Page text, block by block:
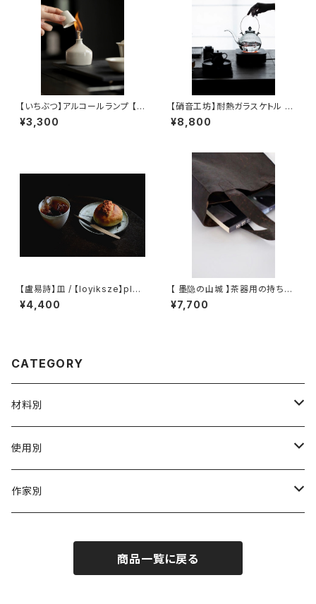
【いちぶつ】アルコールランプ 【 i
chibutu 】Alcohol Lamp
¥3,300
【硝音工坊】耐熱ガラスケトル 【
Shione Studio】Heat-resist
ant Glass Kettle
¥8,800
【盧易詩】皿 / 【loyiksze】plat
e
¥4,400
【 墨隐の山城 】茶器用の持ち手
袋(香雲紗)
¥7,700
CATEGORY
材料別
陶磁器
ガラス
使用別
茶壺 急须 土瓶
作家別
商品一覧に戻る